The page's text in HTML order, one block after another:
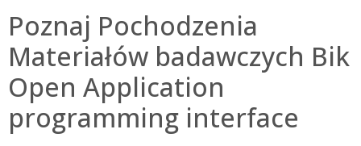
Poznaj Pochodzenia
Materiałów badawczych Bik
Open Application
programming interface